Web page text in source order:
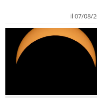
il 07/08/